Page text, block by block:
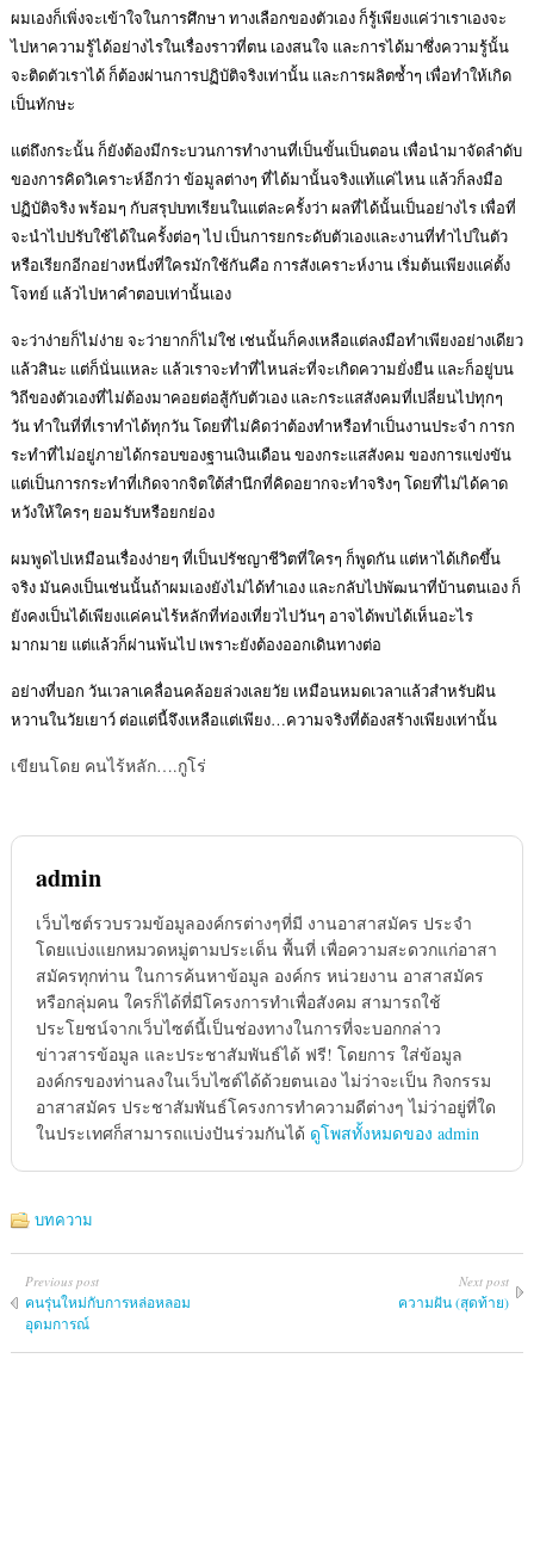
ผมเองก็เพิ่งจะเข้าใจในการศึกษา ทางเลือกของตัวเอง ก็รู้เพียงแค่ว่าเราเองจะ
ไปหาความรู้ได้อย่างไรในเรื่องราวที่ตน เองสนใจ และการได้มาซึ่งความรู้นั้น
จะติดตัวเราได้ ก็ต้องผ่านการปฏิบัติจริงเท่านั้น และการผลิตซ้ำๆ เพื่อทำให้เกิด
เป็นทักษะ
แต่ถึงกระนั้น ก็ยังต้องมีกระบวนการทำงานที่เป็นขั้นเป็นตอน เพื่อนำมาจัดลำดับ
ของการคิดวิเคราะห์อีกว่า ข้อมูลต่างๆ ที่ได้มานั้นจริงแท้แค่ไหน แล้วก็ลงมือ
ปฏิบัติจริง พร้อมๆ กับสรุปบทเรียนในแต่ละครั้งว่า ผลที่ได้นั้นเป็นอย่างไร เพื่อที่
จะนำไปปรับใช้ได้ในครั้งต่อๆ ไป เป็นการยกระดับตัวเองและงานที่ทำไปในตัว
หรือเรียกอีกอย่างหนึ่งที่ใครมักใช้กันคือ การสังเคราะห์งาน เริ่มต้นเพียงแค่ตั้ง
โจทย์ แล้วไปหาคำตอบเท่านั้นเอง
จะว่าง่ายก็ไม่ง่าย จะว่ายากก็ไม่ใช่ เช่นนั้นก็คงเหลือแต่ลงมือทำเพียงอย่างเดียว
แล้วสินะ แต่ก็นั่นแหละ แล้วเราจะทำที่ไหนล่ะที่จะเกิดความยั่งยืน และก็อยู่บน
วิถีของตัวเองที่ไม่ต้องมาคอยต่อสู้กับตัวเอง และกระแสสังคมที่เปลี่ยนไปทุกๆ
วัน ทำในที่ที่เราทำได้ทุกวัน โดยที่ไม่คิดว่าต้องทำหรือทำเป็นงานประจำ การก
ระทำที่ไม่อยู่ภายได้กรอบของฐานเงินเดือน ของกระแสสังคม ของการแข่งขัน
แต่เป็นการกระทำที่เกิดจากจิตใต้สำนึกที่คิดอยากจะทำจริงๆ โดยที่ไม่ได้คาด
หวังให้ใครๆ ยอมรับหรือยกย่อง
ผมพูดไปเหมือนเรื่องง่ายๆ ที่เป็นปรัชญาชีวิตที่ใครๆ ก็พูดกัน แต่หาได้เกิดขึ้น
จริง มันคงเป็นเช่นนั้นถ้าผมเองยังไม่ได้ทำเอง และกลับไปพัฒนาที่บ้านตนเอง ก็
ยังคงเป็นได้เพียงแค่คนไร้หลักที่ท่องเที่ยวไปวันๆ อาจได้พบได้เห็นอะไร
มากมาย แต่แล้วก็ผ่านพ้นไป เพราะยังต้องออกเดินทางต่อ
อย่างที่บอก วันเวลาเคลื่อนคล้อยล่วงเลยวัย เหมือนหมดเวลาแล้วสำหรับฝัน
หวานในวัยเยาว์ ต่อแต่นี้จึงเหลือแต่เพียง…ความจริงที่ต้องสร้างเพียงเท่านั้น
เขียนโดย คนไร้หลัก….กูโร่
admin
เว็บไซต์รวบรวมข้อมูลองค์กรต่างๆที่มี งานอาสาสมัคร ประจำ
โดยแบ่งแยกหมวดหมู่ตามประเด็น พื้นที่ เพื่อความสะดวกแก่อาสา
สมัครทุกท่าน ในการค้นหาข้อมูล องค์กร หน่วยงาน อาสาสมัคร
หรือกลุ่มคน ใครก็ได้ที่มีโครงการทำเพื่อสังคม สามารถใช้
ประโยชน์จากเว็บไซต์นี้เป็นช่องทางในการที่จะบอกกล่าว
ข่าวสารข้อมูล และประชาสัมพันธ์ได้ ฟรี! โดยการ ใส่ข้อมูล
องค์กรของท่านลงในเว็บไซต์ได้ด้วยตนเอง ไม่ว่าจะเป็น กิจกรรม
อาสาสมัคร ประชาสัมพันธ์โครงการทำความดีต่างๆ ไม่ว่าอยู่ที่ใด
ในประเทศก็สามารถแบ่งปันร่วมกันได้ ดูโพสทั้งหมดของ admin
บทความ
Previous post
คนรุ่นใหม่กับการหล่อหลอม
อุดมการณ์
Next post
ความฝัน (สุดท้าย)